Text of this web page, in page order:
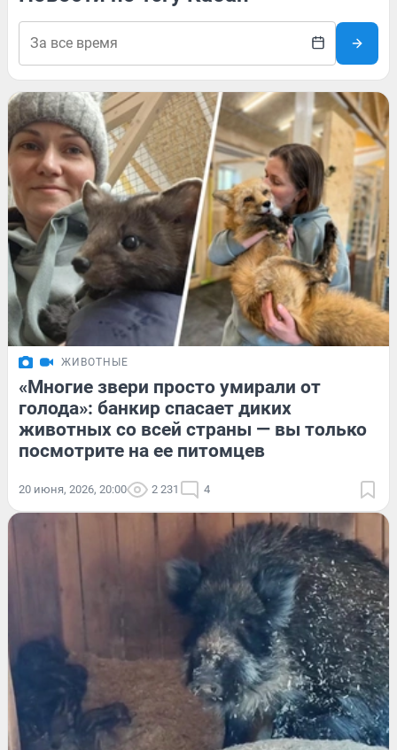
ЖИВОТНЫЕ
«Многие звери просто умирали от
голода»: банкир спасает диких
животных со всей страны — вы только
посмотрите на ее питомцев
20 июня, 2026, 20:00 2 231 4